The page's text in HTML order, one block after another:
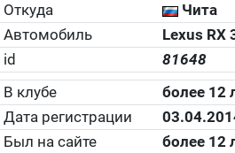
Откуда
Чита
Автомобиль
Lexus RX
id
81648
В клубе
более 12
Дата регистрации
Был на сайте
более 12